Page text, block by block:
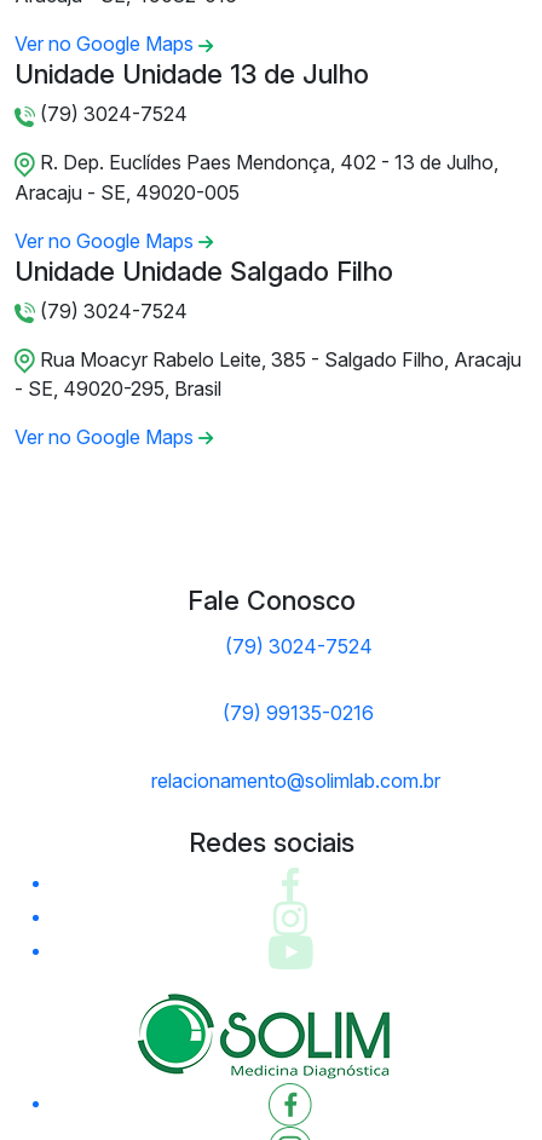
Ver no Google Maps
Unidade Unidade 13 de Julho
(79) 3024-7524
R. Dep. Euclídes Paes Mendonça, 402 - 13 de Julho,
Aracaju - SE, 49020-005
Ver no Google Maps
Unidade Unidade Salgado Filho
(79) 3024-7524
Rua Moacyr Rabelo Leite, 385 - Salgado Filho, Aracaju
- SE, 49020-295, Brasil
Ver no Google Maps
Fale Conosco
(79) 3024-7524
(79) 99135-0216
relacionamento@solimlab.com.br
Redes sociais